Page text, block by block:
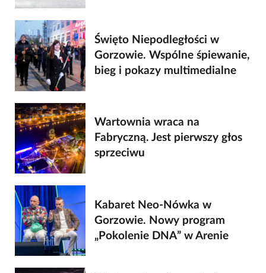
Święto Niepodległości w
Gorzowie. Wspólne śpiewanie,
bieg i pokazy multimedialne
Wartownia wraca na
Fabryczną. Jest pierwszy głos
sprzeciwu
Kabaret Neo-Nówka w
Gorzowie. Nowy program
„Pokolenie DNA” w Arenie